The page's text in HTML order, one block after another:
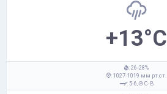
+13°C
: 26-28%
: 1027-1019 мм рт.ст.
: 5-6,
С-В